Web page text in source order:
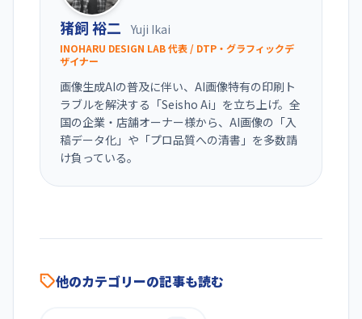
猪飼 裕二 Yuji Ikai
INOHARU DESIGN LAB 代表 / DTP・グラフィックデ
ザイナー
画像生成AIの普及に伴い、AI画像特有の印刷ト
ラブルを解決する「Seisho Ai」を立ち上げ。全
国の企業・店舗オーナー様から、AI画像の「入
稿データ化」や「プロ品質への清書」を多数請
け負っている。
他のカテゴリーの記事も読む